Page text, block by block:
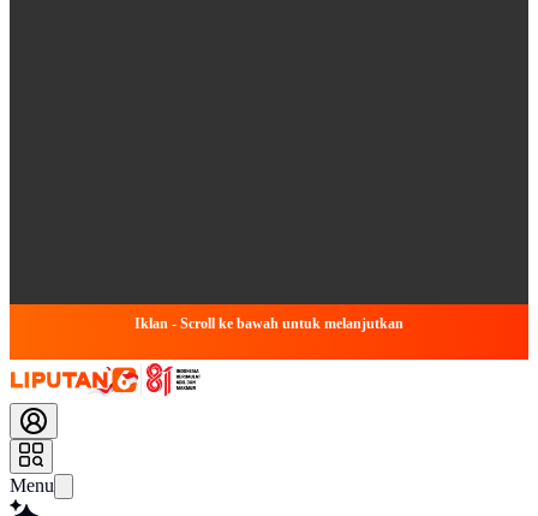
Iklan - Scroll ke bawah untuk melanjutkan
Menu